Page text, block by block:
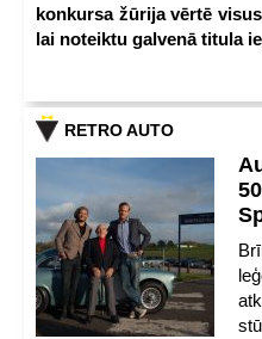
konkursa žūrija vērtē
lai noteiktu galvenā titula
RETRO AUTO